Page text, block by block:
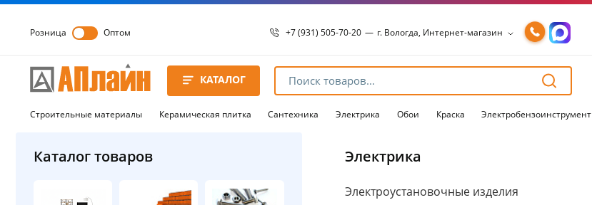
Розница Оптом +7 (931) 505-70-20 — г. Вологда, Интернет-магазин
8 8172 54-15-98
8 8172 54-15-96
г. Вологда, Пошехонское ш., 18
КАТАЛОГ
Строительные материалы Керамическая плитка Сантехника Электрика Обои Краска Электробензоинструмент
Каталог товаров Электрика
Электроустановочные изделия
Для клиентов всех банков